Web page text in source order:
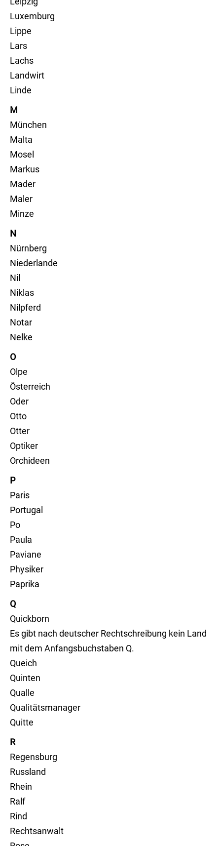
Luxemburg
Lippe
Lars
Lachs
Landwirt
Linde
M
München
Malta
Mosel
Markus
Mader
Maler
Minze
N
Nürnberg
Niederlande
Nil
Niklas
Nilpferd
Notar
Nelke
O
Olpe
Österreich
Oder
Otto
Otter
Optiker
Orchideen
P
Paris
Portugal
Po
Paula
Paviane
Physiker
Paprika
Q
Quickborn
Es gibt nach deutscher Rechtschreibung kein Land
mit dem Anfangsbuchstaben Q.
Queich
Quinten
Qualle
Qualitätsmanager
Quitte
R
Regensburg
Russland
Rhein
Ralf
Rind
Rechtsanwalt